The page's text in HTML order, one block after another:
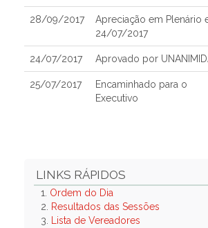
28/09/2017
Apreciação em Plenário
24/07/2017
24/07/2017 Aprovado por
25/07/2017
Encaminhado para o
Executivo
LINKS RÁPIDOS
1. Ordem do Dia
2.
Resultados das Sessões
3.
Lista de Vereadores